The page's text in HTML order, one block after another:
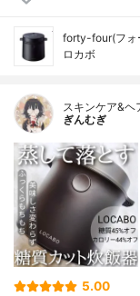
forty-four(フォ
ロカボ
スキンケア&ヘ
ぎんむぎ
5.00